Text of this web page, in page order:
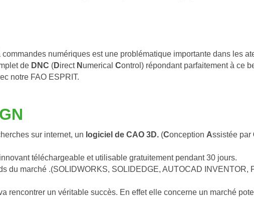
numériques est une problématique importante dans les
de DNC (Direct N umerical Control) répondant parfaitement à ce
notre FAO ESPRIT.
sur internet, un logiciel de CAO 3D. (Conception Assistée par
téléchargeable et utilisable gratuitement pendant 30 jours.
du marché .(SOLIDWORKS, SOLIDEDGE, AUTOCAD
rencontrer un véritable succès. En effet elle concerne un marché